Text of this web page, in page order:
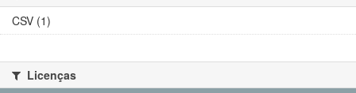
CSV (1)
Licenças